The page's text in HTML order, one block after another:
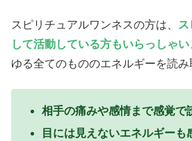
スピリチュアルワンネスの方は、
して活動している方もいらっしゃい
ゆる全てのもののエネルギーを読み
相手の痛みや感情まで感覚で
目には見えないエネルギーも